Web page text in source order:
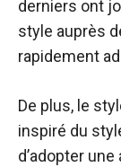
derniers ont
style auprès
rapidement
De plus, le
inspiré du
d’adopter